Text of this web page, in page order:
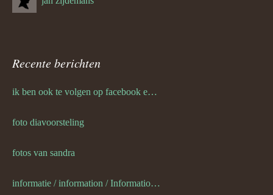
Recente berichten
ik ben ook te volgen op facebook en twitter
foto diavoorsteling
fotos van sandra
informatie / information / Informationen / l information